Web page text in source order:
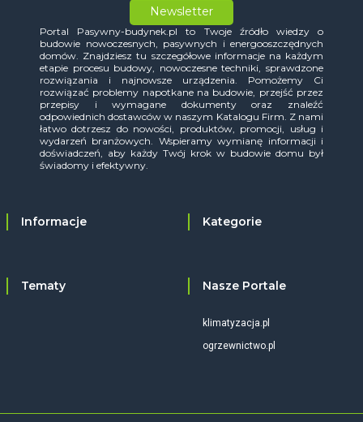
Newsletter
Portal Pasywny-budynek.pl to Twoje źródło wiedzy o
budowie nowoczesnych, pasywnych i energooszczędnych
domów. Znajdziesz tu szczegółowe informacje na każdym
etapie procesu budowy, nowoczesne techniki, sprawdzone
rozwiązania i najnowsze urządzenia. Pomożemy Ci
rozwiązać problemy napotkane na budowie, przejść przez
przepisy i wymagane dokumenty oraz znaleźć
odpowiednich dostawców w naszym Katalogu Firm. Z nami
łatwo dotrzesz do nowości, produktów, promocji, usług i
wydarzeń branżowych. Wspieramy wymianę informacji i
doświadczeń, aby każdy Twój krok w budowie domu był
świadomy i efektywny.
Informacje Kategorie
Tematy Nasze Portale
klimatyzacja.pl
ogrzewnictwo.pl